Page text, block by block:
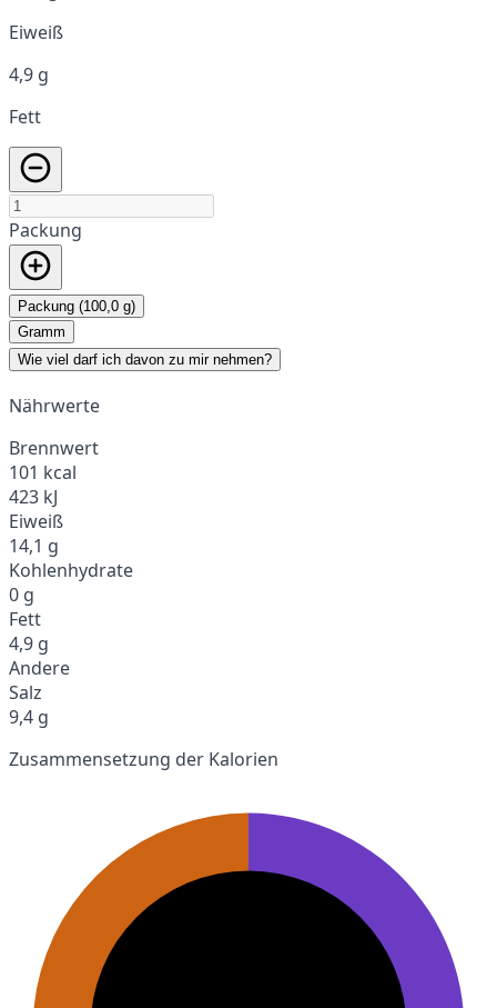
Eiweiß
4,9 g
Fett
Packung
Packung (100,0 g)
Gramm
Wie viel darf ich davon zu mir nehmen?
Nährwerte
Brennwert
101 kcal
423 kJ
Eiweiß
14,1 g
Kohlenhydrate
0 g
Fett
4,9 g
Andere
Salz
9,4 g
Zusammensetzung der Kalorien